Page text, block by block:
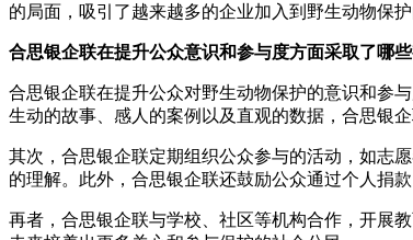
的局面，吸引了越来越多的企业加入到野生动物保护
合思银企联在提升公众意识和参与度方面采取了哪
合思银企联在提升公众对野生动物保护的意识和参
生动的故事、感人的案例以及直观的数据，合思银
其次，合思银企联定期组织公众参与的活动，如志
的理解。此外，合思银企联还鼓励公众通过个人捐
再者，合思银企联与学校、社区等机构合作，开展